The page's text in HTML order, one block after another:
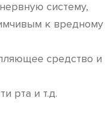
систему,
к вредному
средство и
рта и т.д.